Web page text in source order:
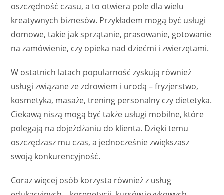
oszczędność czasu, a to otwiera pole dla wielu
kreatywnych biznesów. Przykładem mogą być usługi
domowe, takie jak sprzątanie, prasowanie, gotowanie
na zamówienie, czy opieka nad dziećmi i zwierzętami.
W ostatnich latach popularność zyskują również
usługi związane ze zdrowiem i urodą – fryzjerstwo,
kosmetyka, masaże, trening personalny czy dietetyka.
Ciekawą niszą mogą być także usługi mobilne, które
polegają na dojeżdżaniu do klienta. Dzięki temu
oszczędzasz mu czas, a jednocześnie zwiększasz
swoją konkurencyjność.
Coraz więcej osób korzysta również z usług